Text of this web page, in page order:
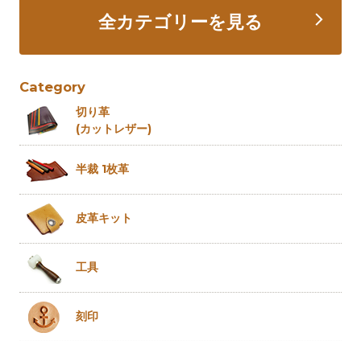
全カテゴリーを見る
Category
切り革
(カットレザー)
半裁 1枚革
皮革キット
工具
刻印